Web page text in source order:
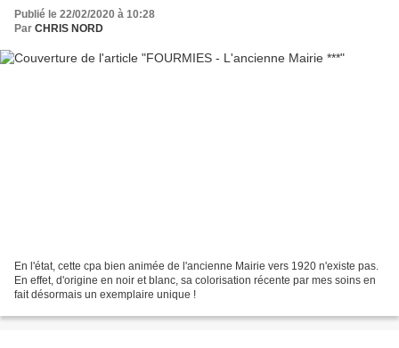
Publié le 22/02/2020 à 10:28
Par CHRIS NORD
En l'état, cette cpa bien animée de l'ancienne Mairie vers 1920 n'existe pas.
En effet, d'origine en noir et blanc, sa colorisation récente par mes soins en
fait désormais un exemplaire unique !